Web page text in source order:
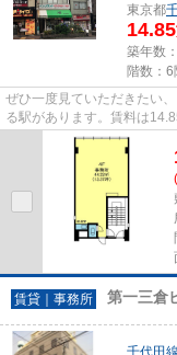
東京都
14.85
築年数
階数：6
ぜひ一度見ていただきたい
る駅があります。賃料は
OAフロアになってます。需
賃貸｜事務所 第一三倉
千代田線